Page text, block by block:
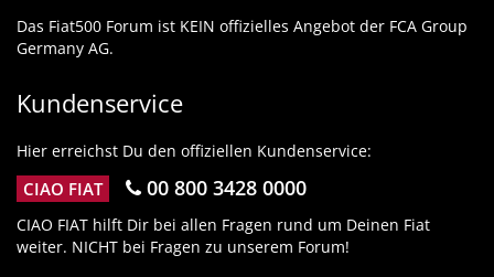
Das Fiat500 Forum ist KEIN offizielles Angebot der FCA Group
Germany AG.
Kundenservice
Hier erreichst Du den offiziellen Kundenservice:
CIAO FIAT 00 800 3428 0000
CIAO FIAT hilft Dir bei allen Fragen rund um Deinen Fiat
weiter. NICHT bei Fragen zu unserem Forum!